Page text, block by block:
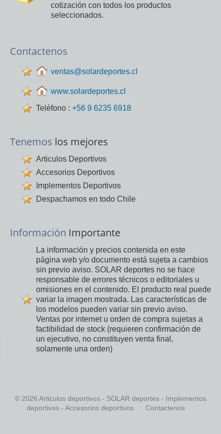
cotización con todos los productos
seleccionados.
Contactenos
ventas@solardeportes.cl
www.solardeportes.cl
Teléfono : +56 9 6235 6918
Tenemos los mejores
Articulos Deportivos
Accesorios Deportivos
Implementos Deportivos
Despachamos en todo Chile
Información Importante
La información y precios contenida en este
página web y/o documento está sujeta a cambios
sin previo aviso. SOLAR deportes no se hace
responsable de errores técnicos o editoriales u
omisiones en el contenido. El producto real puede
variar la imagen mostrada. Las características de
los modelos pueden variar sin previo aviso.
Ventas por internet u orden de compra sujetas a
factibilidad de stock (requieren confirmación de
un ejecutivo, no constituyen venta final,
solamente una orden)
© 2026 Articulos deportivos - SOLAR deportes - Implementos
deportivos - Accesorios deportivos
Contactenos